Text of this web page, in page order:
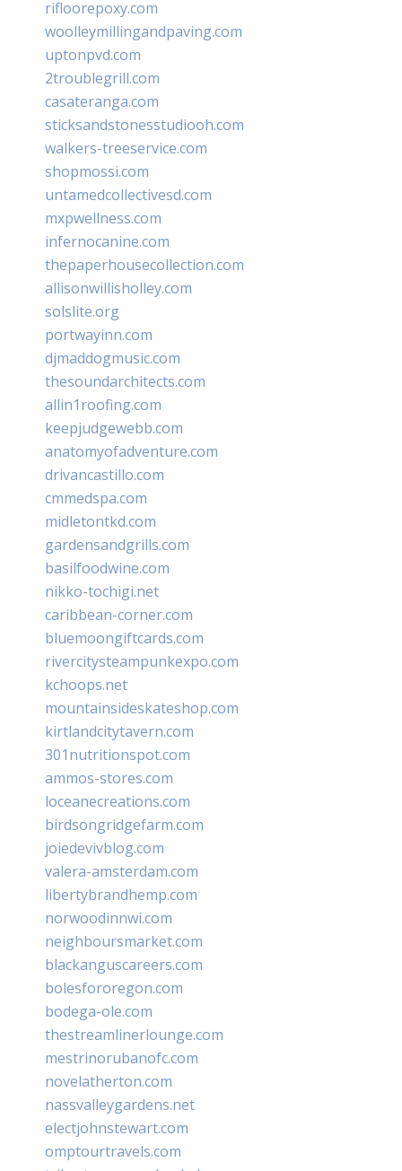
rifloorepoxy.com
woolleymillingandpaving.com
uptonpvd.com
2troublegrill.com
casateranga.com
sticksandstonesstudiooh.com
walkers-treeservice.com
shopmossi.com
untamedcollectivesd.com
mxpwellness.com
infernocanine.com
thepaperhousecollection.com
allisonwillisholley.com
solslite.org
portwayinn.com
djmaddogmusic.com
thesoundarchitects.com
allin1roofing.com
keepjudgewebb.com
anatomyofadventure.com
drivancastillo.com
cmmedspa.com
midletontkd.com
gardensandgrills.com
basilfoodwine.com
nikko-tochigi.net
caribbean-corner.com
bluemoongiftcards.com
rivercitysteampunkexpo.com
kchoops.net
mountainsideskateshop.com
kirtlandcitytavern.com
301nutritionspot.com
ammos-stores.com
loceanecreations.com
birdsongridgefarm.com
joiedevivblog.com
valera-amsterdam.com
libertybrandhemp.com
norwoodinnwi.com
neighboursmarket.com
blackanguscareers.com
bolesfororegon.com
bodega-ole.com
thestreamlinerlounge.com
mestrinorubanofc.com
novelatherton.com
nassvalleygardens.net
electjohnstewart.com
omptourtravels.com